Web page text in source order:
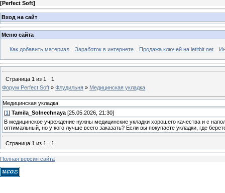
[Perfect Soft]
Вход на сайт
Меню сайта
Как добавить материал Заработок в интернете Продажа ключей на letitbit.net
Страница 1 из 1
1
Форум Perfect Soft » Флудильня » Медицинская укладка
Медицинская укладка
[1 ] Tamila_Solnechnaya [25.05.2026, 21:30]
В медицинское учреждение нужны медицинские укладки хорошего качества и с
оптимальный, но у кого лучше всего заказать? Если вы покупаете укладки, где
Страница 1 из 1 1
Полная версия сайта